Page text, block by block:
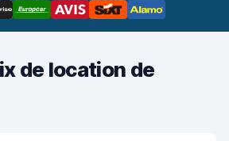
de location de